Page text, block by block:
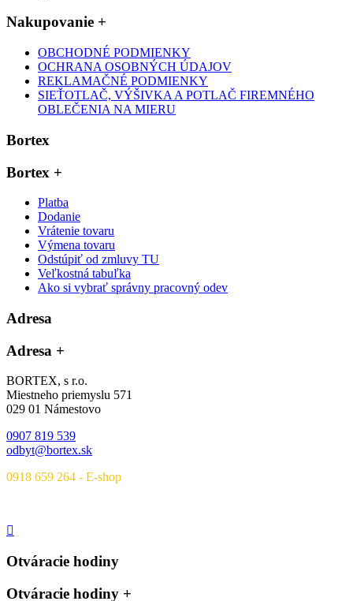
Nakupovanie +
OBCHODNÉ PODMIENKY
OCHRANA OSOBNÝCH ÚDAJOV
REKLAMAČNÉ PODMIENKY
SIEŤOTLAČ, VÝŠIVKA A POTLAČ FIREMNÉHO
OBLEČENIA NA MIERU
Bortex
Bortex +
Platba
Dodanie
Vrátenie tovaru
Výmena tovaru
Odstúpiť od zmluvy TU
Veľkostná tabuľka
Ako si vybrať správny pracovný odev
Adresa
Adresa +
BORTEX, s r.o.
Miestneho priemyslu 571
029 01 Námestovo
0907 819 539
odbyt@bortex.sk
0918 659 264 - E-shop
Otváracie hodiny
Otváracie hodiny +